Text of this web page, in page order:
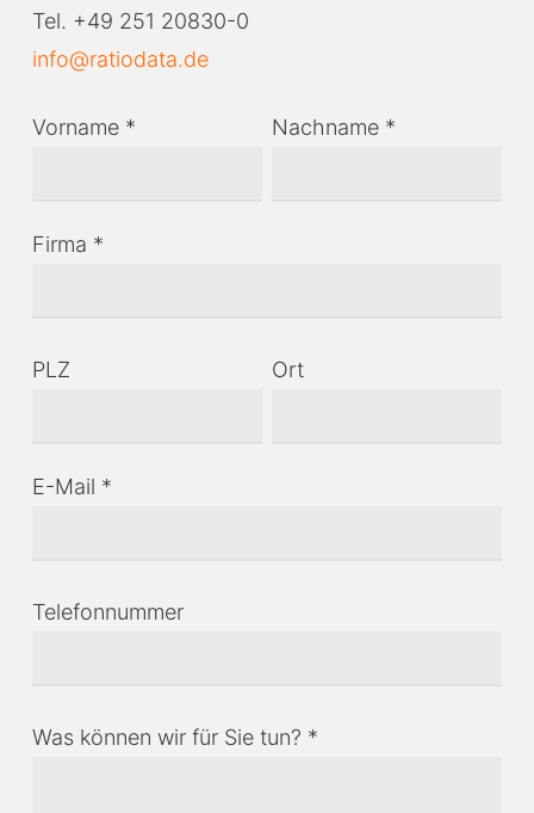
Tel. +49 251 20830-0
info@ratiodata.de
Vorname * Nachname *
Firma *
PLZ Ort
E-Mail *
Telefonnummer
Was können wir für Sie tun? *